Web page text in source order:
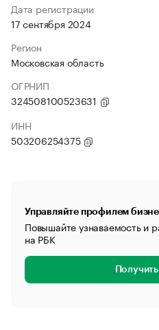
Дата регистрации
17 сентября 2024
Регион
Московская область
ОГРНИП
324508100523631
ИНН
503206254375
Управляйте профилем
Повышайте узнаваемость и
на РБК